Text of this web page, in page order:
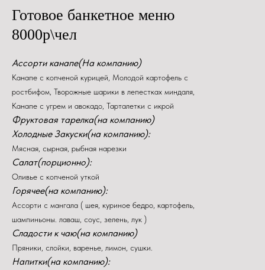
Готовое банкетное меню
8000р\чел
Ассорти канапе(На компанию)
Канапе с копченой курицей, Молодой картофель с
ростбифом, Творожные шарики в лепестках миндаля,
Канапе с угрем и авокадо, Тарталетки с икрой
Фруктовая тарелка(на компанию)
Холодные Закуски(на компанию):
Мясная, сырная, рыбная нарезки
Салат(порционно):
Оливье с копченой уткой
Горячее(на компанию):
Ассорти с мангала ( шея, куриное бедро, картофель,
шампиньоны. лаваш, соус, зелень, лук )
Сладости к чаю(на компанию)
Пряники, слойки, варенье, лимон, сушки.
Напитки(на компанию):